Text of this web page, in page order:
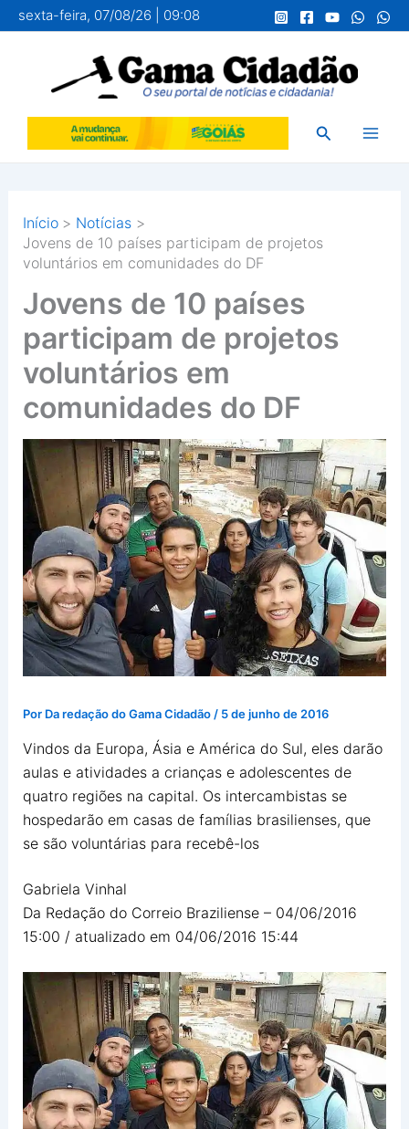
para
conteúdo
sexta-feira, 07/08/26 | 09:08
Pesquisar
Início
Notícias
Jovens de 10 países participam de projetos
voluntários em comunidades do DF
Jovens de 10 países
participam de projetos
voluntários em
comunidades do DF
Por Da redação do Gama Cidadão / 5 de junho de 2016
Vindos da Europa, Ásia e América do Sul, eles darão
aulas e atividades a crianças e adolescentes de
quatro regiões na capital. Os intercambistas se
hospedarão em casas de famílias brasilienses, que
se são voluntárias para recebê-los
Gabriela Vinhal
Da Redação do Correio Braziliense – 04/06/2016
15:00 / atualizado em 04/06/2016 15:44